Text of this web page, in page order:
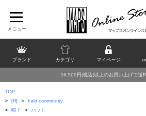
ブランド カテゴリ マイページ
16,500円(税込)以上のお買い上げで送
TOP
> [H] > halo commodity
> 帽子 > ハット